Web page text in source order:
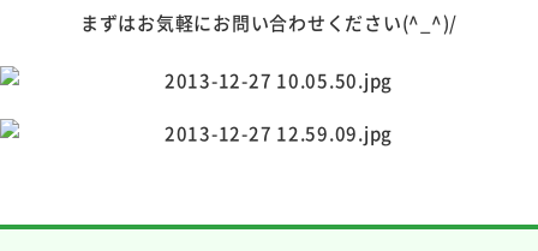
まずはお気軽にお問い合わせください(^_^)/